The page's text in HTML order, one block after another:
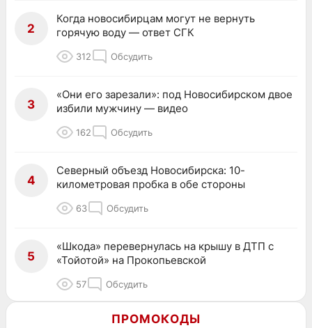
2
Когда новосибирцам могут не вернуть
горячую воду — ответ СГК
312 Обсудить
3
«Они его зарезали»: под Новосибирском двое
избили мужчину — видео
162 Обсудить
4
Северный объезд Новосибирска: 10-
километровая пробка в обе стороны
63 Обсудить
5
«Шкода» перевернулась на крышу в ДТП с
«Тойотой» на Прокопьевской
57 Обсудить
ПРОМОКОДЫ